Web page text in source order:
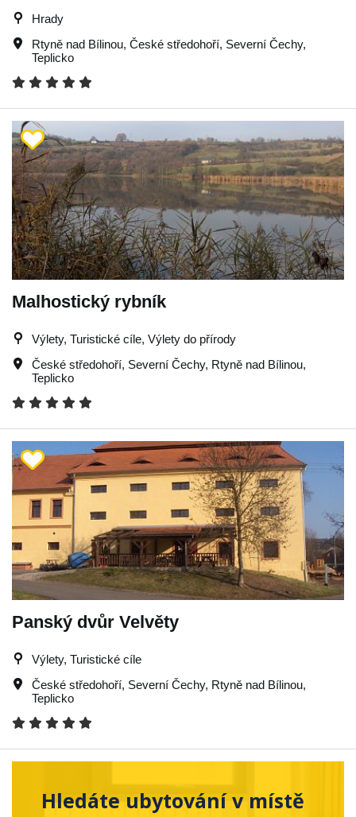
Hrady
Rtyně nad Bílinou, České středohoří, Severní Čechy,
Teplicko
Malhostický rybník
Výlety, Turistické cíle, Výlety do přírody
České středohoří, Severní Čechy, Rtyně nad Bílinou,
Teplicko
Panský dvůr Velvěty
Výlety, Turistické cíle
České středohoří, Severní Čechy, Rtyně nad Bílinou,
Teplicko
Hledáte ubytování v místě